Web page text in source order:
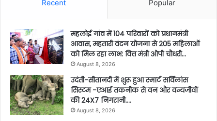
Recent Popular
महलोई गांव में 104 परिवारों को प्रधानमंत्री
आवास, महतारी वंदन योजना से 205 महिलाओं
को मिल रहा लाभ: वित्त मंत्री ओपी चौधरी…
August 8, 2026
उदंती-सीतानदी में शुरू हुआ स्मार्ट सर्विलांस
सिस्टम -एआई तकनीक से वन और वन्यजीवों
की 24X7 निगरानी….
August 8, 2026